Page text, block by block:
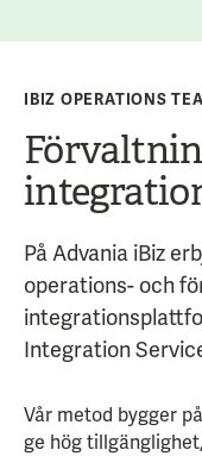
IBIZ OPERATIONS
På Advania iBiz
operations- och
Integration
Vår metod bygger på
ge hög